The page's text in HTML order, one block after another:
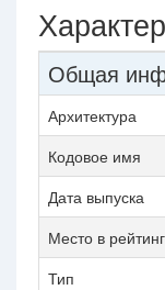
Общая
Архитектура
Кодовое имя
Дата выпуска
Место в
Тип